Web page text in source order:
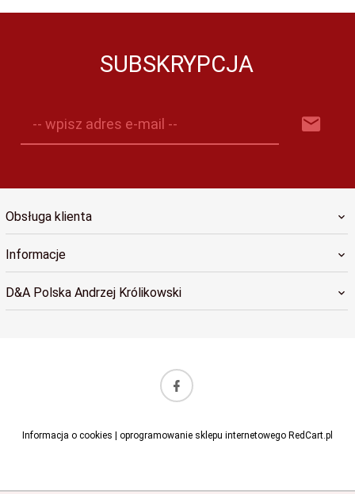
SUBSKRYPCJA
-- wpisz adres e-mail --
Obsługa klienta
Informacje
D&A Polska Andrzej Królikowski
Informacja o cookies | oprogramowanie sklepu internetowego RedCart.pl